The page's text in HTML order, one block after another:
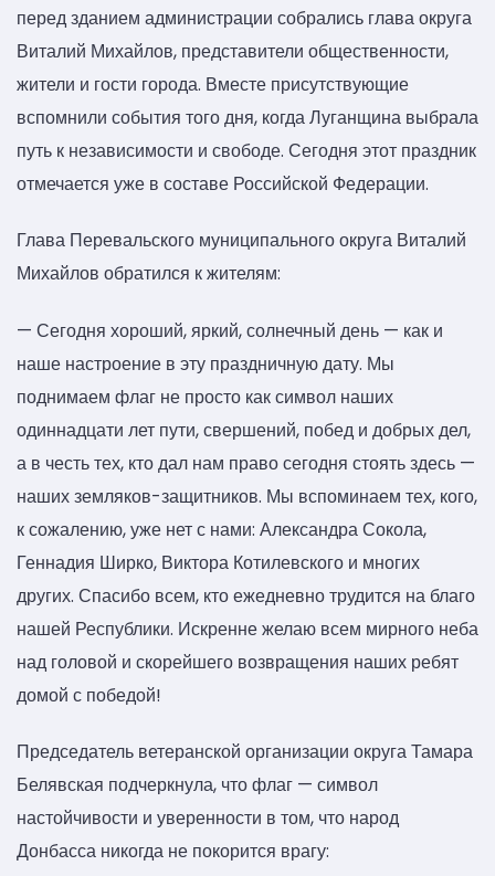
перед зданием администрации собрались глава округа
Виталий Михайлов, представители общественности,
жители и гости города. Вместе присутствующие
вспомнили события того дня, когда Луганщина выбрала
путь к независимости и свободе. Сегодня этот праздник
отмечается уже в составе Российской Федерации.
Глава Перевальского муниципального округа Виталий
Михайлов обратился к жителям:
— Сегодня хороший, яркий, солнечный день — как и
наше настроение в эту праздничную дату. Мы
поднимаем флаг не просто как символ наших
одиннадцати лет пути, свершений, побед и добрых дел,
а в честь тех, кто дал нам право сегодня стоять здесь —
наших земляков-защитников. Мы вспоминаем тех, кого,
к сожалению, уже нет с нами: Александра Сокола,
Геннадия Ширко, Виктора Котилевского и многих
других. Спасибо всем, кто ежедневно трудится на благо
нашей Республики. Искренне желаю всем мирного неба
над головой и скорейшего возвращения наших ребят
домой с победой!
Председатель ветеранской организации округа Тамара
Белявская подчеркнула, что флаг — символ
настойчивости и уверенности в том, что народ
Донбасса никогда не покорится врагу: